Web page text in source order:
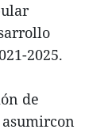
2025.
de